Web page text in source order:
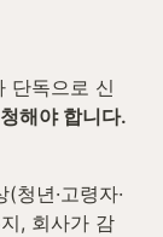
단독으로 신
해야 합니다.
년·고령자·
, 회사가 감